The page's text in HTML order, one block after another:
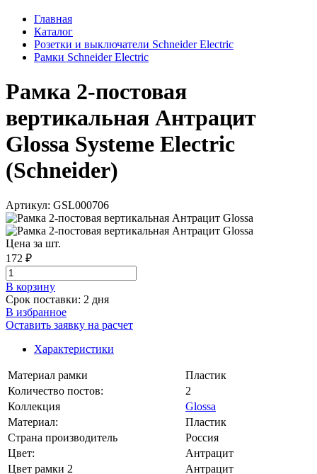
Главная
Каталог
Розетки и выключатели Schneider Electric
Рамки Schneider Electric
Рамка 2-постовая
вертикальная Антрацит
Glossa Systeme Electric
(Schneider)
Артикул: GSL000706
Цена за шт.
172 ₽
В корзинy
Срок поставки: 2 дня
В избранное
Оставить заявку на расчет
Характеристики
Материал рамки
Пластик
Количество постов:
2
Коллекция
Glossa
Материал:
Пластик
Страна производитель
Россия
Цвет:
Антрацит
Цвет рамки 2
Антрацит